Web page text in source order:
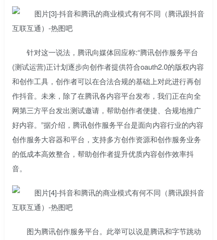
针对这一说法，腾讯向媒体回应称:“腾讯创作服务平台
(测试运营)正计划逐步向创作者提供符合oauth2.0的版权内容
和创作工具，创作者可以在合法合规的基础上对此进行再创
作抖音。未来，除了在腾讯各内容平台发布，我们正在向全
网第三方平台发出测试邀请，帮助创作者便捷、合规地推广
好内容。”据介绍，腾讯创作服务平台是面向内容行业的内容
创作服务大容器和平台，支持多方创作资源和创作服务业务
的低成本高效整合，帮助创作者提升优质内容创作效率抖
音。
图为腾讯创作服务平台。此举可以说是腾讯和字节跳动